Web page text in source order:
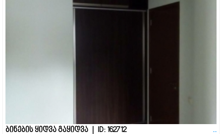
ბინების ყიდვა გაყიდვა | ID: 162712 ..